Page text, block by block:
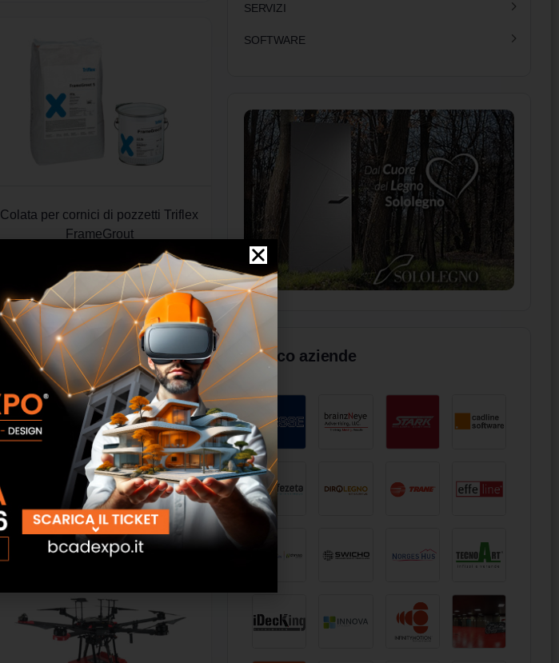
Colata per cornici di pozzetti Triflex
FrameGrout
SCOPRI
Controparete WD-10i Wavin
SCOPRI
SERVIZI
SOFTWARE
Elenco aziende